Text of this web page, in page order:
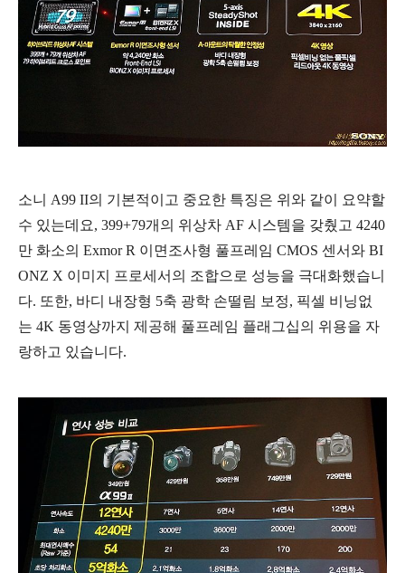
소니 A99 II의 기본적이고 중요한 특징은 위와 같이 요약할
수 있는데요, 399+79개의 위상차 AF 시스템을 갖췄고 4240
만 화소의 Exmor R 이면조사형 풀프레임 CMOS 센서와 BI
ONZ X 이미지 프로세서의 조합으로 성능을 극대화했습니
다. 또한, 바디 내장형 5축 광학 손떨림 보정, 픽셀 비닝없
는 4K 동영상까지 제공해 풀프레임 플래그십의 위용을 자
랑하고 있습니다.